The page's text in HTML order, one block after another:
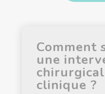
Comment
une
clinique ?